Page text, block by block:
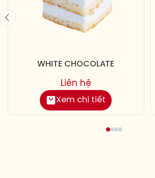
WHITE CHOCOLATE
Xem chi tiết
Liên hệ